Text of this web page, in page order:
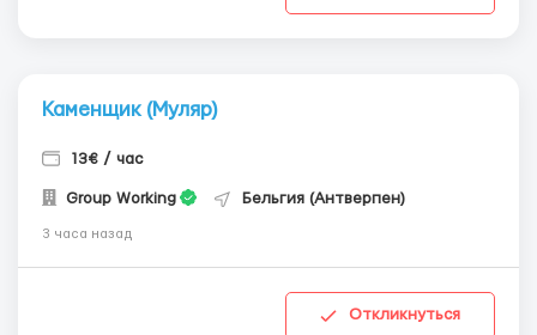
Каменщик (Муляр)
13€ / час
Group Working Бельгия (Антверпен)
3 часа назад
Откликнуться